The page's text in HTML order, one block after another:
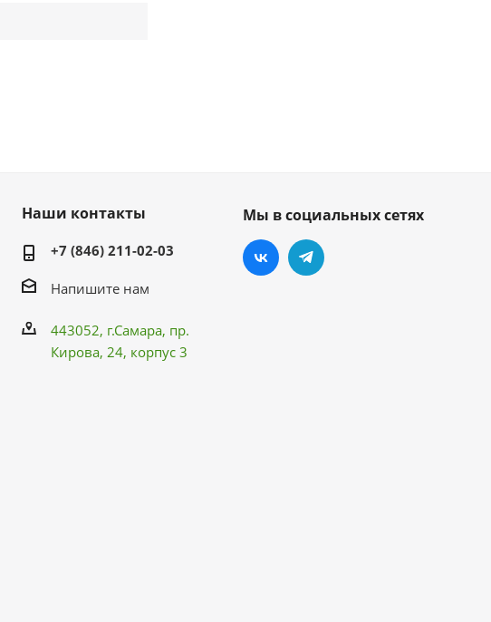
Наши контакты
+7 (846) 211-02-03
Напишите нам
443052, г.Самара, пр.
Кирова, 24, корпус 3
Мы в социальных сетях